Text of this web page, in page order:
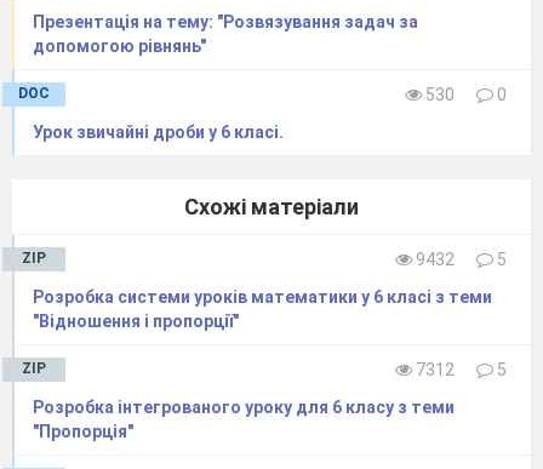
Письмові вправи.
недодатні, невід'ємні.
-1; +89; -78,6; 0; -4/5; 101; +7.01; -0,005; 543.
2.Підводний човен йшов на глибині 300 м,
потім занурився ще на 100, а потім
3.Запишіть за допомогою знаків « + і – «
значення величин:
Презентація на тему: "Розвязування задач за
допомогою рівнянь"
DOC 530
0
Урок звичайні дроби у 6 класі.
Схожі матеріали
ZIP 9432
5
Розробка системи уроків математики у 6 класі з теми
"Відношення і пропорції"
ZIP 7312
5
Розробка інтегрованого уроку для 6 класу з теми
"Пропорція"